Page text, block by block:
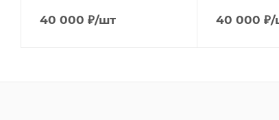
40 000 ₽/шт 40 000 ₽/